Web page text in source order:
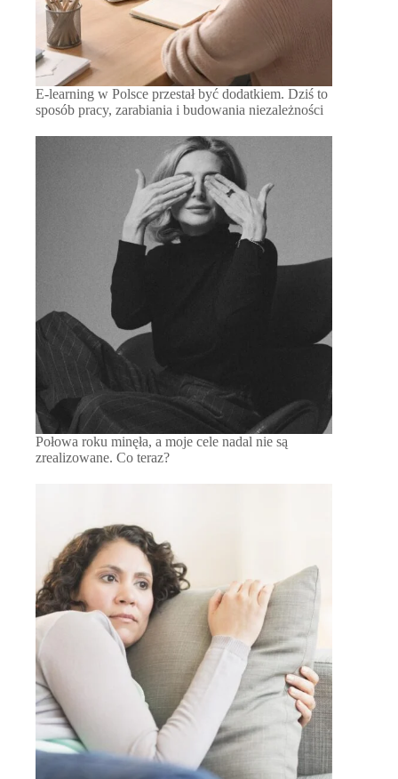
E-learning w Polsce przestał być dodatkiem. Dziś to
sposób pracy, zarabiania i budowania niezależności
Połowa roku minęła, a moje cele nadal nie są
zrealizowane. Co teraz?